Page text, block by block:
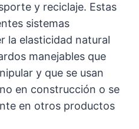
y reciclaje. Estas
sistemas
la elasticidad natural
manejables que
y que se usan
en construcción o se
en otros productos